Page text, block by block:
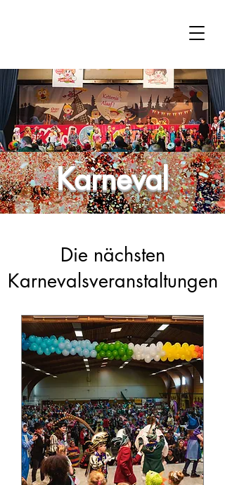
Karneval
Die nächsten
Karnevalsveranstaltungen